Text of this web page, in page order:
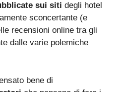
sui siti degli hotel
sconcertante (e
recensioni online tra gli
dalle varie polemiche
bene di